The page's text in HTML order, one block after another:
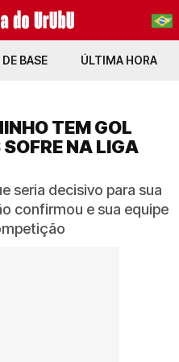
PT-BR
BASE ÚLTIMA HORA
TEM GOL
NA LIGA
seria decisivo para sua
confirmou e sua equipe